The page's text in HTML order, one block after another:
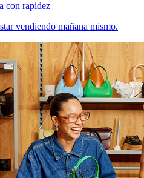
con rapidez
vendiendo mañana mismo.